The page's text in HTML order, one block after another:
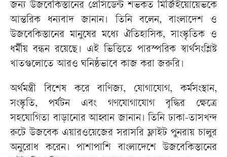
জন্য উজবেকিস্তানের প্রেসিডেন্ট শভকত মির্জিইয়োয়েভকে
আন্তরিক ধন্যবাদ জানান। তিনি বলেন, বাংলাদেশ ও
উজবেকিস্তানের মানুষের মধ্যে ঐতিহাসিক, সাংস্কৃতিক ও
ধর্মীয় বন্ধন রয়েছে। এই ভিত্তিতে পারস্পরিক স্বার্থসংশ্লিষ্ট
খাতগুলোতে আরও ঘনিষ্ঠভাবে কাজ করা জরুরি।
অর্থমন্ত্রী বিশেষ করে বাণিজ্য, যোগাযোগ, কর্মসংস্থান,
সংস্কৃতি, পর্যটন এবং গণযোগাযোগ বৃদ্ধির ক্ষেত্রে
সহযোগিতা বাড়ানোর আহ্বান জানান। তিনি ঢাকা-তাসখন্দ
রুটে উজবেক এয়ারওয়েজের সরাসরি ফ্লাইট পুনরায় চালুর
অনুরোধ করেন। পাশাপাশি বাংলাদেশে উজবেকিস্তানের